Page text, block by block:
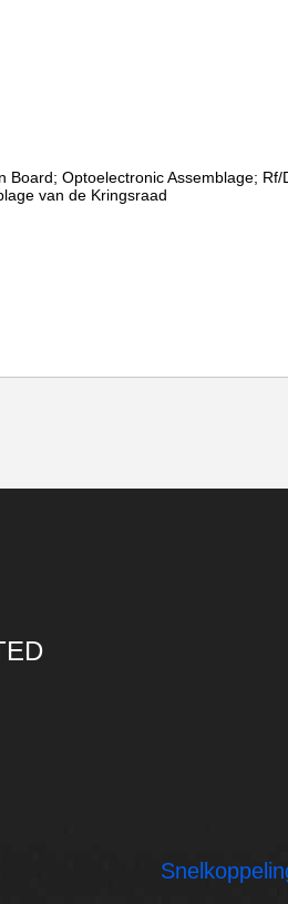
Board; Optoelectronic Assemblage; Rf/
van de Kringsraad